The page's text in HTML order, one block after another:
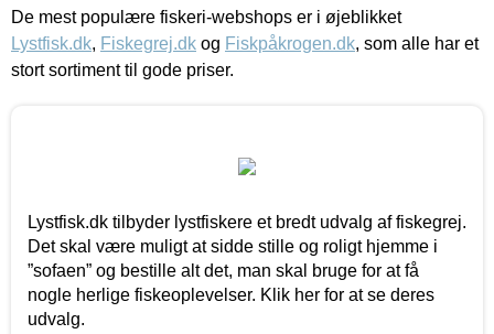
De mest populære fiskeri-webshops er i øjeblikket
Lystfisk.dk, Fiskegrej.dk og Fiskpåkrogen.dk, som alle har et
stort sortiment til gode priser.
Lystfisk.dk tilbyder lystfiskere et bredt udvalg af fiskegrej.
Det skal være muligt at sidde stille og roligt hjemme i
”sofaen” og bestille alt det, man skal bruge for at få
nogle herlige fiskeoplevelser. Klik her for at se deres
udvalg.